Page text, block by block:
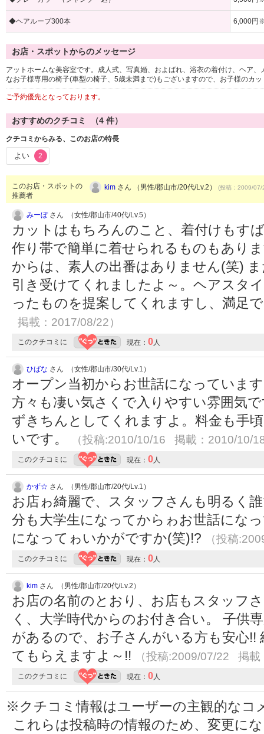
◆ヘアループ300本 6,000円
お店・スポットからのメッセージ
アットホームな美容室です。成人式、写真婚、およばれ、浴衣の着付け、ヘア
なお子様専用の椅子(車型の椅子、5歳未満まで)もございますので、お子様のカ
ご予約優先となっております。
おすすめのクチコミ （4 件）
クチコミからみる、このお店の特長
よい 2
このお店・スポットの
推薦者
kim さん （男性/郡山市/20代/Lv.2） (投稿：2009/
みーぼさん （女性/郡山市/40代/Lv.5）
カットはもちろんのこと、着付けもす
作り帯で簡単に着せられるものもあり
からは、素人の出番はありません(笑)
引き受けてくれましたよ～。ヘアスタ
ったものを提案してくれますし、満足
掲載：2017/08/22）
このクチコミに 現在： 0 人
ひばな さん （女性/郡山市/30代/Lv.1）
オープン当初からお世話になっていま
方々も凄い気さくで入りやすい雰囲気
ずきちんとしてくれますよ。料金も手
いです。
（投稿:2010/10/16 掲載：2010/10/
このクチコミに 現在： 0 人
かず☆ さん （男性/郡山市/20代/Lv.1）
お店ゎ綺麗で、スタッフさんも明るく
分も大学生になってからゎお世話にな
になってゎいかがですか(笑)!?
（投稿
このクチコミに 現在： 0 人
kim さん （男性/郡山市/20代/Lv.2）
お店の名前のとおり、お店もスタッフ
く、大学時代からのお付き合い。 子供
があるので、お子さんがいる方も安心!!
てもらえますよ～!!
（投稿:2009/07/22 掲
このクチコミに 現在： 0 人
※クチコミ情報はユーザーの主観的なコ
これらは投稿時の情報のため、変更に